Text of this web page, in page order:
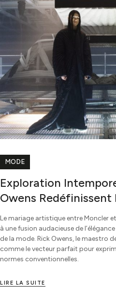
MODE
Exploration
Owens Redéfinissent
Le mariage artistique entre Moncler
à une fusion audacieuse de
de la mode. Rick Owens, le maestro
comme le vecteur parfait pour
normes conventionnelles.
LIRE LA SUITE